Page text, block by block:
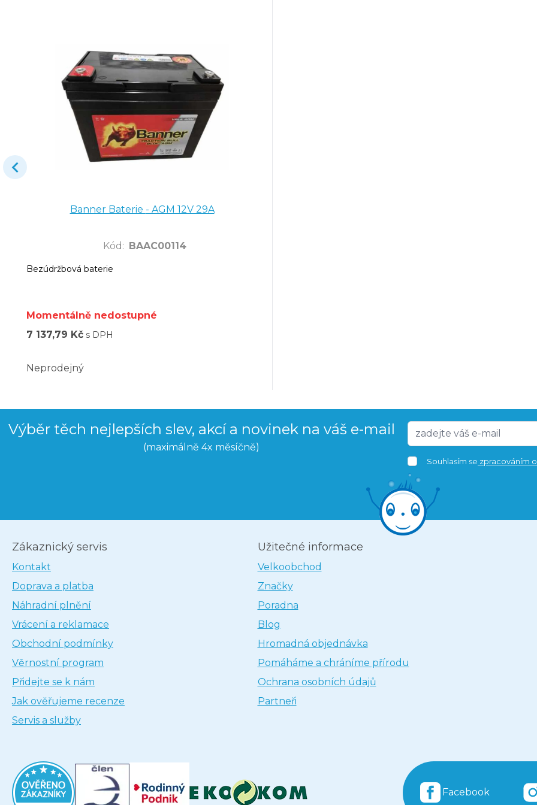
Banner Baterie - AGM 12V 29A
Kód : BAAC00114
Bezúdržbová baterie
Momentálně nedostupné
7 137,79 Kč s DPH
Neprodejný
Výběr těch nejlepších slev, akcí a novinek na váš e-mail
(maximálně 4x měsíčně)
Souhlasím se zpracováním
Zákaznický servis
Kontakt
Doprava a platba
Náhradní plnění
Vrácení a reklamace
Obchodní podmínky
Věrnostní program
Přidejte se k nám
Jak ověřujeme recenze
Servis a služby
Užitečné informace
Velkoobchod
Značky
Poradna
Blog
Hromadná objednávka
Pomáháme a chráníme přírodu
Ochrana osobních údajů
Partneři
Facebook